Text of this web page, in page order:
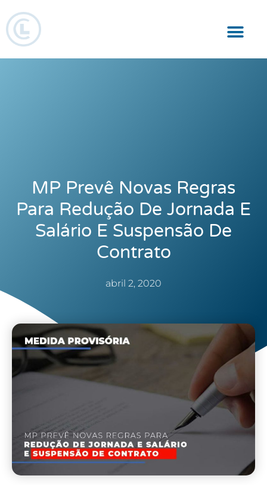
MP Prevê Novas Regras
Para Redução De Jornada E
Salário E Suspensão De
Contrato
abril 2, 2020